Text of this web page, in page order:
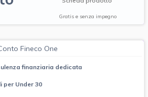
Gratis e senza impegno
Fineco One
finanziaria dedicata
per Under 30